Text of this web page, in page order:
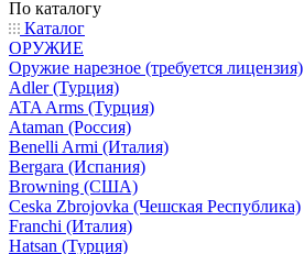
По каталогу
Каталог
ОРУЖИЕ
Оружие нарезное (требуется лицензия)
Adler (Турция)
ATA Arms (Турция)
Ataman (Россия)
Benelli Armi (Италия)
Bergara (Испания)
Browning (США)
Ceska Zbrojovka (Чешская Республика)
Franchi (Италия)
Hatsan (Турция)